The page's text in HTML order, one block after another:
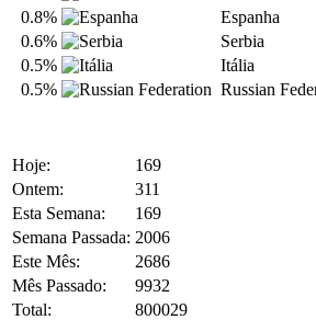
0.8%
Espanha
0.6%
Serbia
0.5%
Itália
0.5%
Russian
Hoje:
169
Ontem:
311
Esta Semana:
169
Semana Passada: 2006
Este Mês:
2686
Mês Passado:
9932
Total:
800029